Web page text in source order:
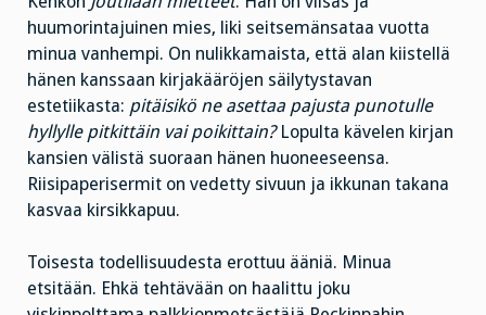
huumorintajuinen mies, liki seitsemänsataa vuotta
minua vanhempi. On nulikkamaista, että alan kiistellä
hänen kanssaan kirjakääröjen säilytystavan
estetiikasta: pitäisikö ne asettaa pajusta punotulle
hyllylle pitkittäin vai poikittain?Lopulta kävelen kirjan
kansien välistä suoraan hänen huoneeseensa.
Riisipaperisermit on vedetty sivuun ja ikkunan takana
kasvaa kirsikkapuu.
Toisesta todellisuudesta erottuu ääniä. Minua
etsitään. Ehkä tehtävään on haalittu joku